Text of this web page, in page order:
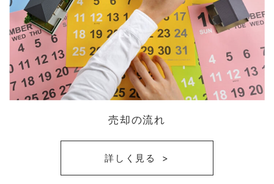
売却の流れ
詳しく見る